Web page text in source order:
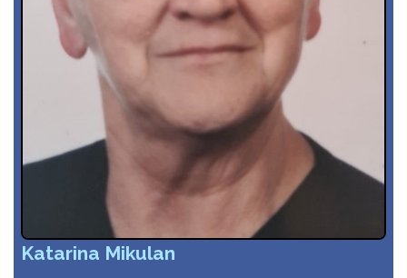
Katarina Mikulan